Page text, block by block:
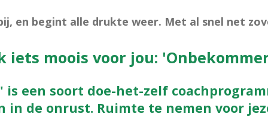
en begint alle drukte weer. Met al snel net
iets moois voor jou:
een soort doe-het-zelf
in de onrust. Ruimte te nemen voor